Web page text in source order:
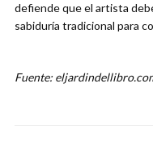
defiende que el artista
sabiduría tradicional para
Fuente: